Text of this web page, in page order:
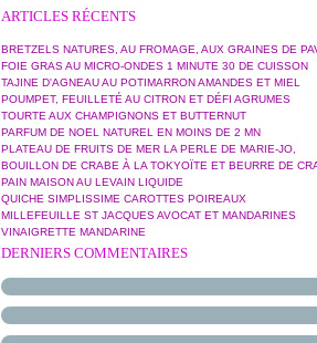
ARTICLES RÉCENTS
BRETZELS NATURES, AU FROMAGE, AUX GRAINES DE
FOIE GRAS AU MICRO-ONDES 1 MINUTE 30 DE CUISSON
TAJINE D'AGNEAU AU POTIMARRON AMANDES ET MIEL
POUMPET, FEUILLETÉ AU CITRON ET DÉFI AGRUMES
TOURTE AUX CHAMPIGNONS ET BUTTERNUT
PARFUM DE NOEL NATUREL EN MOINS DE 2 MN
PLATEAU DE FRUITS DE MER LA PERLE DE MARIE-JO,
BOUILLON DE CRABE À LA TOKYOÏTE ET BEURRE DE
PAIN MAISON AU LEVAIN LIQUIDE
QUICHE SIMPLISSIME CAROTTES POIREAUX
MILLEFEUILLE ST JACQUES AVOCAT ET MANDARINES
VINAIGRETTE MANDARINE
DERNIERS COMMENTAIRES